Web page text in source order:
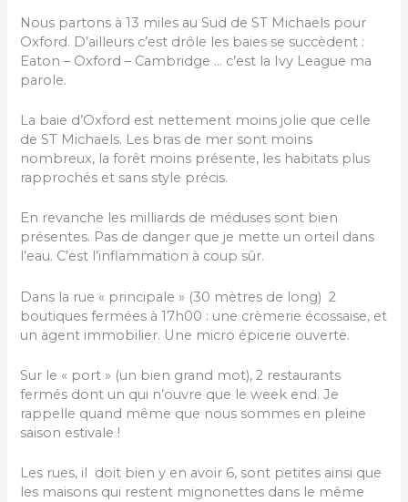
Nous partons à 13 miles au Sud de ST Michaels pour
Oxford. D’ailleurs c’est drôle les baies se succèdent :
Eaton – Oxford – Cambridge … c’est la Ivy League ma
parole.
La baie d’Oxford est nettement moins jolie que celle
de ST Michaels. Les bras de mer sont moins
nombreux, la forêt moins présente, les habitats plus
rapprochés et sans style précis.
En revanche les milliards de méduses sont bien
présentes. Pas de danger que je mette un orteil dans
l’eau. C’est l’inflammation à coup sûr.
Dans la rue « principale » (30 mètres de long) 2
boutiques fermées à 17h00 : une crèmerie écossaise, et
un agent immobilier. Une micro épicerie ouverte.
Sur le « port » (un bien grand mot), 2 restaurants
fermés dont un qui n’ouvre que le week end. Je
rappelle quand même que nous sommes en pleine
saison estivale !
Les rues, il doit bien y en avoir 6, sont petites ainsi que
les maisons qui restent mignonettes dans le même